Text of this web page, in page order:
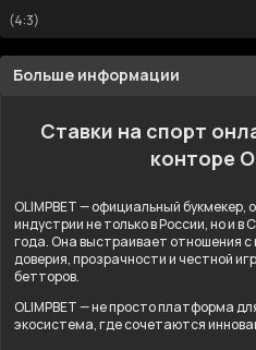
(4:3)
Больше информации
Ставки на спорт
конторе
OLIMPBET — официальный букмекер,
индустрии не только в России, но и
года. Она выстраивает отношения с
доверия, прозрачности и честной
бетторов.
OLIMPBET — не просто платформа
экосистема, где сочетаются